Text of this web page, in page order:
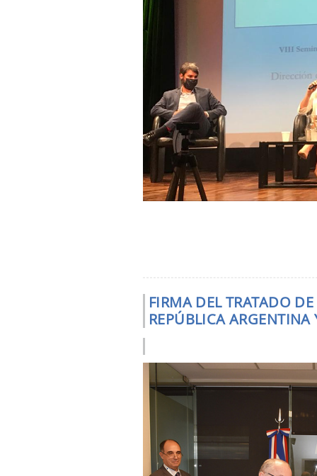
FIRMA DEL TRATADO
REPÚBLICA ARGENTINA